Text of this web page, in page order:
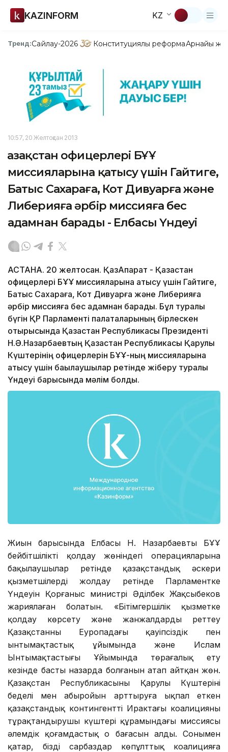
KAZINFORM KZ
Тренд:Сайлау-2026 Конституциялық реформаАрнайы
10:57, 20 Желтоқсан 2013
Қазақстан офицерлері БҰҰ
миссияларына қатысу үшін Гайтиге,
Батыс Сахараға, Кот Дивуарға және
Либерияға әрбір миссияға бес
адамнан барады - Елбасы Үндеуі
АСТАНА. 20 желтоқсан. ҚазАқпарат - Қазақстан
офицерлері БҰҰ миссияларына қатысу үшін Гайтиге,
Батыс Сахараға, Кот Дивуарға және Либерияға
әрбір миссияға бес адамнан барады. Бұл туралы
бүгін ҚР Парламенті палаталарының бірлескен
отырысында Қазақстан Республикасы Президенті
Н.Ә.Назарбаевтың Қазақстан Республикасы Қарулы
Күштерінің офицерлерін БҰҰ-ның миссияларына
қатысу үшін бақылаушылар ретінде жіберу туралы
Үндеуі барысында мәлім болды.
Жиын барысында Елбасы Н. Назарбаевтың БҰҰ
бейбітшілікті қолдау жөніндегі операцияларына
бақылаушылар ретінде қазақстандық әскери
қызметшілерді жолдау ретінде Парламентке
Үндеуін Қорғаныс министрі Әділбек Жақсыбеков
жариялаған болатын. «Бітімгершілік қызметке
қолдау көрсету және жанжалдарды реттеу
Қазақстанның Еуропадағы қауіпсіздік пен
ынтымақтастық ұйымында және Ислам
Ынтымақтастығы Ұйымында төрағалық ету
кезінде басты назарда болғанын атап айтқан жөн.
Қазақстан Республикасының Қарулы Күштерінің
беделі мен абыройын арттыруға ықпал еткен
қазақстандық контингенттің Ирактағы коалицияның
тұрақтандырушы күштері құрамындағы миссиясы
әлемдік қоғамдастық оң бағасын алды. Сонымен
қатар, біздің сарбаздар көпұлттық коалицияға